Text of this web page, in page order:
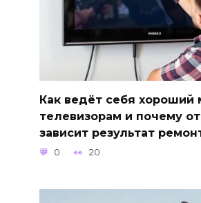
Как ведёт себя хороший
телевизорам и почему от
зависит результат
0 20